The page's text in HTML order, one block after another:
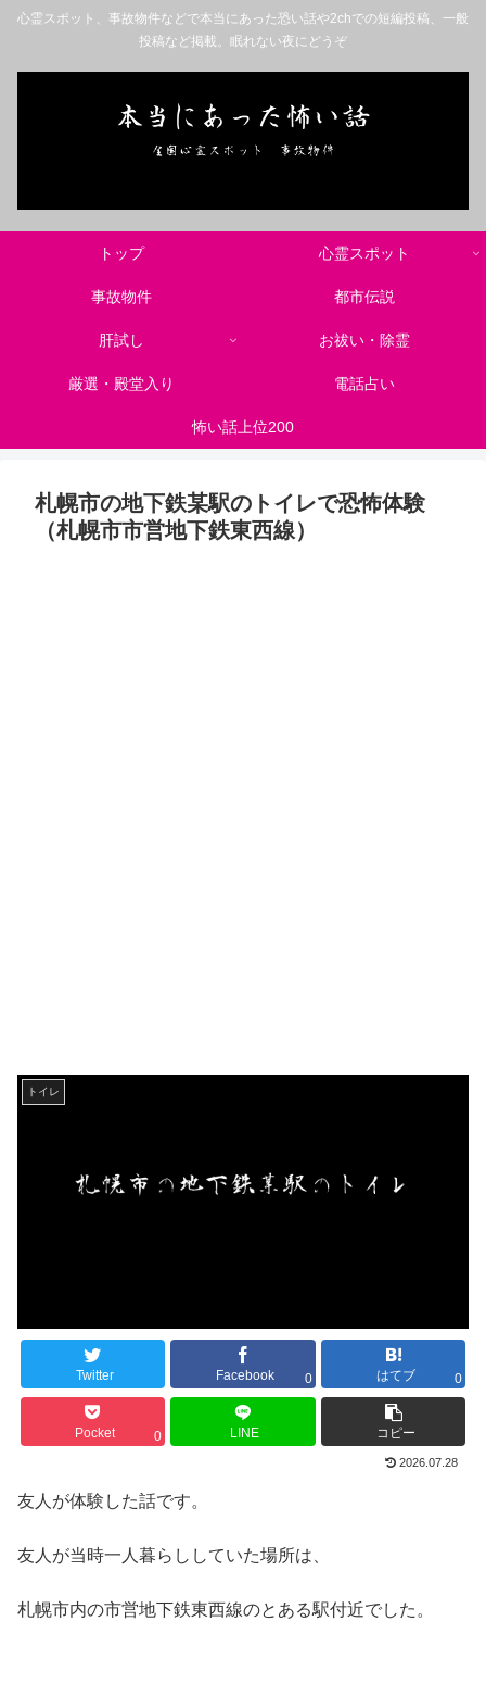
心霊スポット、事故物件などで本当にあった恐い話や2chでの短編投稿、一般
投稿など掲載。眠れない夜にどうぞ
トップ 心霊スポット
事故物件 都市伝説
肝試し お祓い・除霊
厳選・殿堂入り 電話占い
怖い話上位200
札幌市の地下鉄某駅のトイレで恐怖体験
（札幌市市営地下鉄東西線）
トイレ
Twitter Facebook 0 はてブ 0
Pocket 0 LINE コピー
2026.07.28
友人が体験した話です。
友人が当時一人暮らししていた場所は、
札幌市内の市営地下鉄東西線のとある駅付近でした。